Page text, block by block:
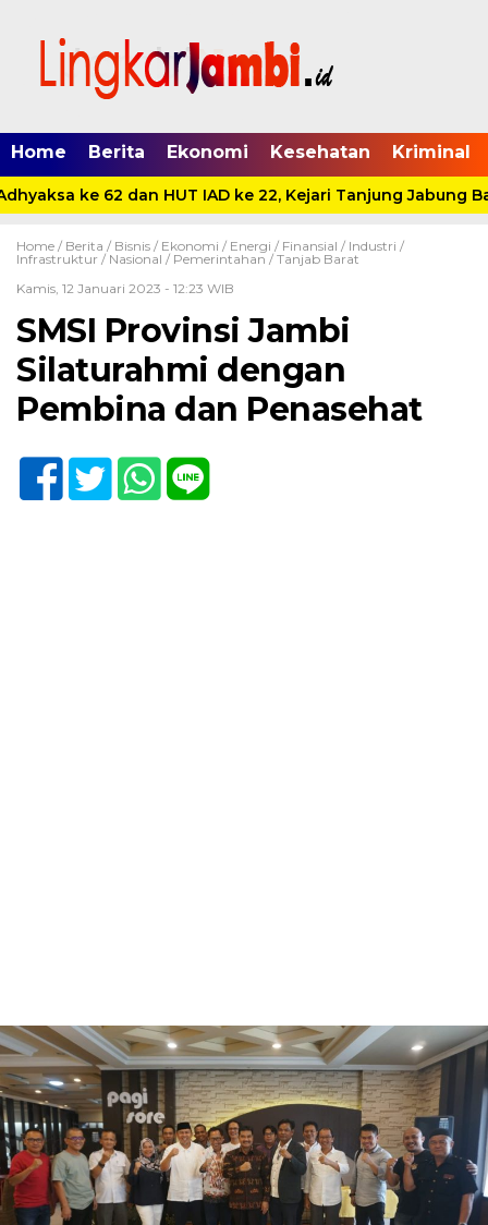
Home Berita Ekonomi Kesehatan Kriminal
ke 62 dan HUT IAD ke 22, Kejari Tanjung Jabung
Home / Berita / Bisnis / Ekonomi / Energi / Finansial / Industri /
Infrastruktur / Nasional / Pemerintahan / Tanjab Barat
Kamis, 12 Januari 2023 - 12:23 WIB
SMSI Provinsi Jambi
Silaturahmi dengan
Pembina dan Penasehat